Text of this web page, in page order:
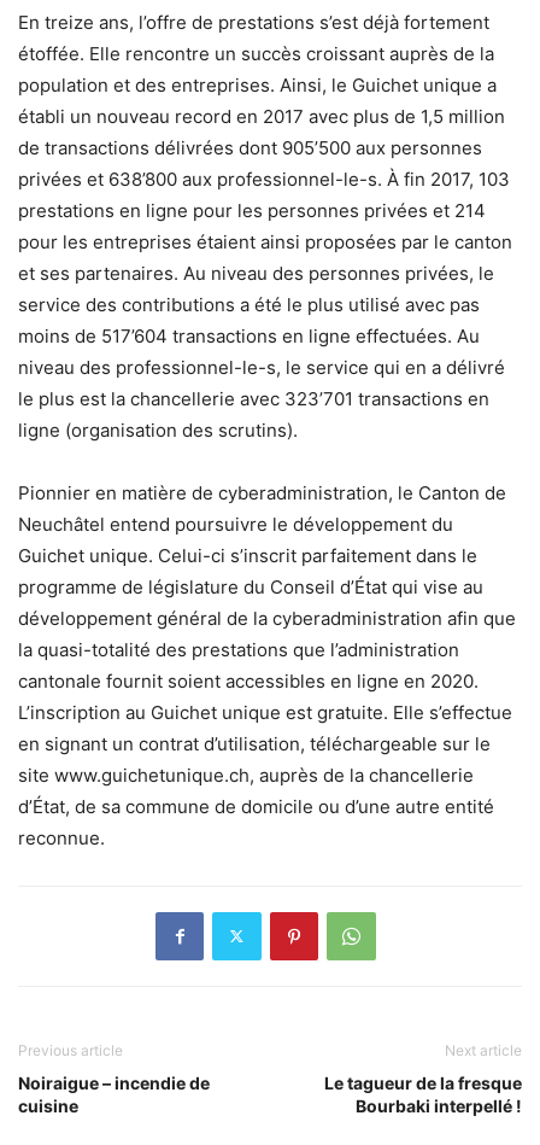
En treize ans, l’offre de prestations s’est déjà fortement
étoffée. Elle rencontre un succès croissant auprès de la
population et des entreprises. Ainsi, le Guichet unique a
établi un nouveau record en 2017 avec plus de 1,5 million
de transactions délivrées dont 905’500 aux personnes
privées et 638’800 aux professionnel-le-s. À fin 2017, 103
prestations en ligne pour les personnes privées et 214
pour les entreprises étaient ainsi proposées par le canton
et ses partenaires. Au niveau des personnes privées, le
service des contributions a été le plus utilisé avec pas
moins de 517’604 transactions en ligne effectuées. Au
niveau des professionnel-le-s, le service qui en a délivré
le plus est la chancellerie avec 323’701 transactions en
ligne (organisation des scrutins).
Pionnier en matière de cyberadministration, le Canton de
Neuchâtel entend poursuivre le développement du
Guichet unique. Celui-ci s’inscrit parfaitement dans le
programme de législature du Conseil d’État qui vise au
développement général de la cyberadministration afin que
la quasi-totalité des prestations que l’administration
cantonale fournit soient accessibles en ligne en 2020.
L’inscription au Guichet unique est gratuite. Elle s’effectue
en signant un contrat d’utilisation, téléchargeable sur le
site www.guichetunique.ch, auprès de la chancellerie
d’État, de sa commune de domicile ou d’une autre entité
reconnue.
Previous article
Noiraigue – incendie de
cuisine
Next article
Le tagueur de la fresque
Bourbaki interpellé !